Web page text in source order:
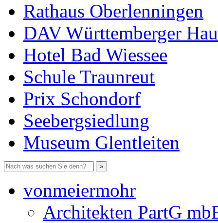
Rathaus Oberlenningen
DAV Württemberger
Hotel Bad Wiessee
Schule Traunreut
Prix Schondorf
Seebergsiedlung
Museum Glentleiten
vonmeiermohr
Architekten PartG